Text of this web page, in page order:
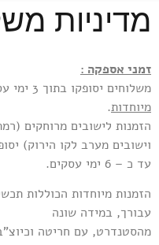
מדיניות
זמני אספקה :
משלוחים יסופקו בתוך 3 ימי עסקים
מיוחדות.
הזמנות לישובים מרוחקים
וישובים מערב לקו הירוק)
עד כ – 6 ימי עסקים.
הזמנות מיוחדות הכוללות
עבורך, במידה שונה
מהסטנדרט, עם חריטה וכיוצ”ב יהיו עד